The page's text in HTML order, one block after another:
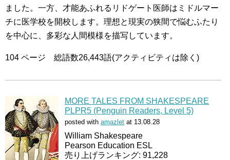
ました。一方、才能あふれるリドゲート医師はミドルマー
チに医学校を開校します。理想と現実の狭間で悩むふたり
を中心に、多彩な人間模様を描写しています。
104 ページ 総語数26,443語(アクティビティは除く)
MORE TALES FROM SHAKESPEARE
PLPR5 (Penguin Readers, Level 5)
posted with amazlet at 13.08.28
William Shakespeare
Pearson Education ESL
売り上げランキング: 91,228